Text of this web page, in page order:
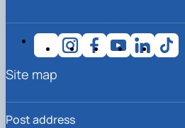
Post address
Site map